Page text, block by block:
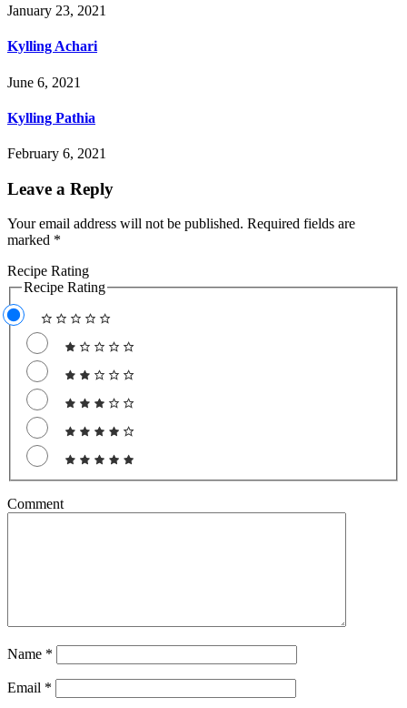
January 23, 2021
Kylling Achari
June 6, 2021
Kylling Pathia
February 6, 2021
Leave a Reply
Your email address will not be published. Required fields are
marked *
Recipe Rating
Recipe Rating
Comment
Name *
Email *